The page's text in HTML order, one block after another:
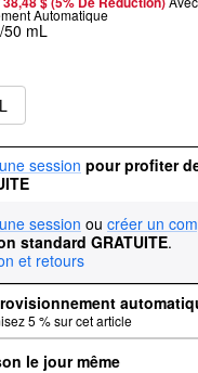
Automatique
50 mL
session pour profiter
session ou créer un
standard GRATUITE.
et retours
5 % sur cet article
le jour même